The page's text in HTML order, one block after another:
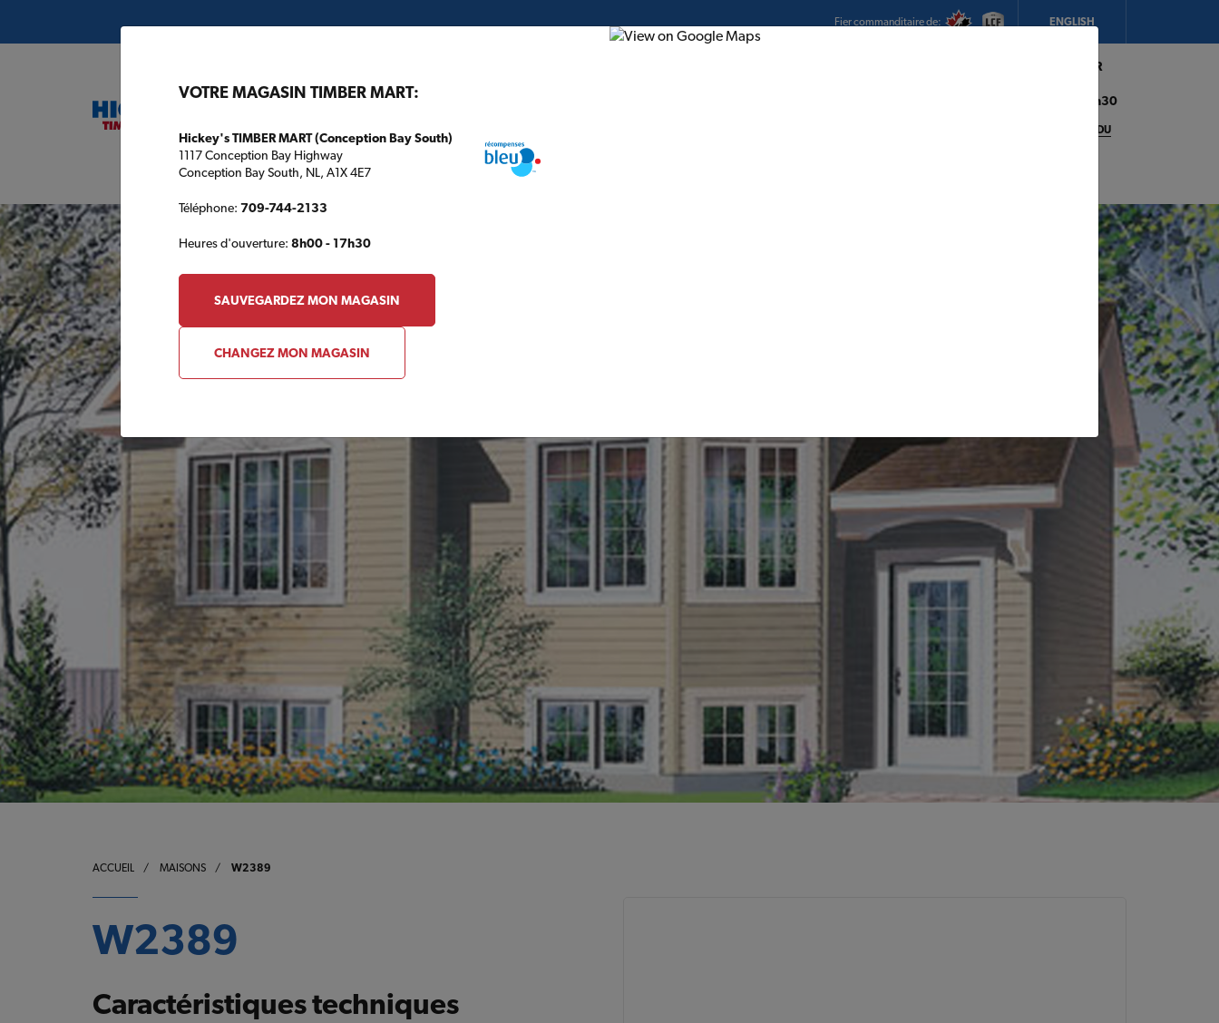
Fier commanditaire de: ENGLISH
Hickey's TIMBER
8h00 - 17h30
DÉTAILS DU
Plans de construction
ACCUEIL / MAISONS / W2389
W2389
Caractéristiques techniques
VOTRE MAGASIN TIMBER MART:
Hickey's TIMBER MART (Conception Bay South)
1117 Conception Bay Highway
Conception Bay South, NL, A1X 4E7
Téléphone: 709-744-2133
Heures d'ouverture: 8h00 - 17h30
SAUVEGARDEZ MON MAGASIN
CHANGEZ MON MAGASIN